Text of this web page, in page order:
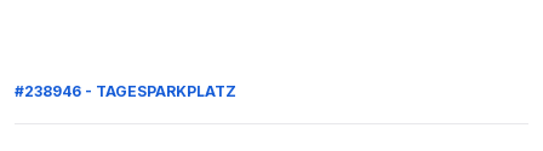
#238946 - TAGESPARKPLATZ